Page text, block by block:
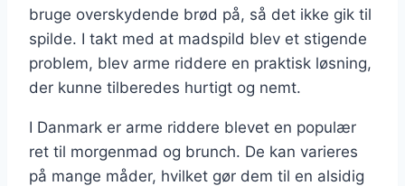
bruge overskydende brød på, så det ikke gik til
spilde. I takt med at madspild blev et stigende
problem, blev arme riddere en praktisk løsning,
der kunne tilberedes hurtigt og nemt.
I Danmark er arme riddere blevet en populær
ret til morgenmad og brunch. De kan varieres
på mange måder, hvilket gør dem til en alsidig